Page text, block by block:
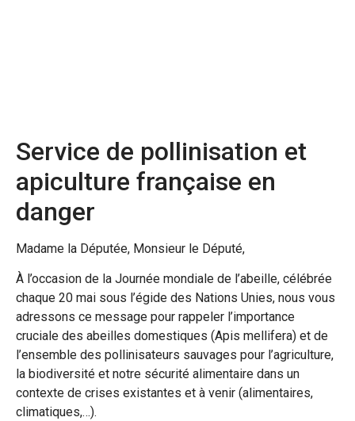
Service de pollinisation et
apiculture française en
danger
Madame la Députée, Monsieur le Député,
À l’occasion de la Journée mondiale de l’abeille, célébrée
chaque 20 mai sous l’égide des Nations Unies, nous vous
adressons ce message pour rappeler l’importance
cruciale des abeilles domestiques (Apis mellifera) et de
l’ensemble des pollinisateurs sauvages pour l’agriculture,
la biodiversité et notre sécurité alimentaire dans un
contexte de crises existantes et à venir (alimentaires,
climatiques,…).